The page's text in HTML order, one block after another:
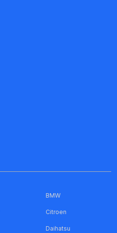
BMW
Citroen
Daihatsu